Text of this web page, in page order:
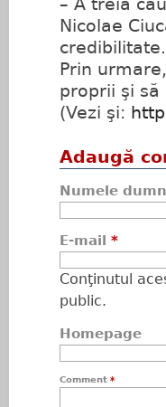
– A treia
Nicolae
credibilitate.
Prin
proprii şi
(Vezi şi:
Adaugă
Numele
E-mail *
Conţinutul
public.
Homepage
Comment *